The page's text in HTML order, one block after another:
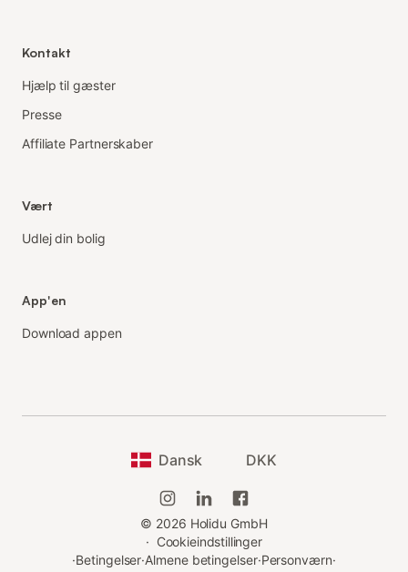
Kontakt
Hjælp til gæster
Presse
Affiliate Partnerskaber
Vært
Udlej din bolig
App'en
Download appen
Dansk DKK
© 2026 Holidu GmbH
· Cookieindstillinger
·Betingelser·Almene betingelser·Personværn·